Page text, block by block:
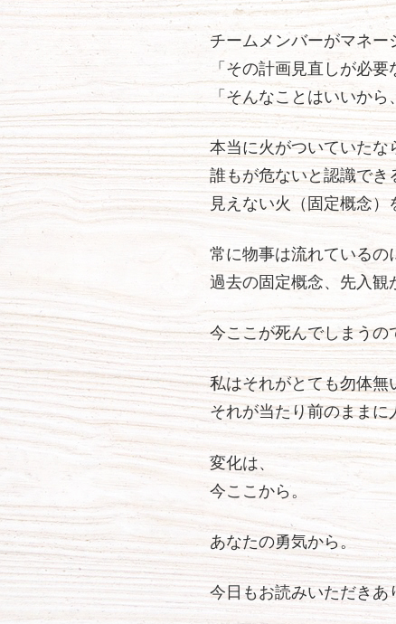
チームメンバーがマネー
「その計画見直しが必
「そんなことはいいか
本当に火がついていたな
誰もが危ないと認識でき
見えない火（固定概念
常に物事は流れているの
過去の固定概念、先入観
今ここが死んでしまうの
私はそれがとても勿体無
それが当たり前のままに
変化は、
今ここから。
あなたの勇気から。
今日もお読みいただきあ